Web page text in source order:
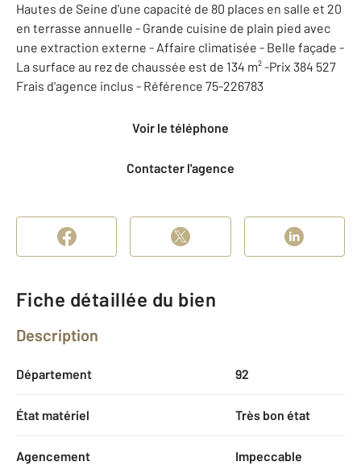
Hautes de Seine d'une capacité de 80 places en salle et 20
en terrasse annuelle - Grande cuisine de plain pied avec
une extraction externe - Affaire climatisée - Belle façade -
La surface au rez de chaussée est de 134 m² -Prix 384 527
Frais d'agence inclus - Référence 75-226783
Voir le téléphone
Contacter l'agence
Fiche détaillée du bien
Description
Département 92
État matériel Très bon état
Agencement Impeccable